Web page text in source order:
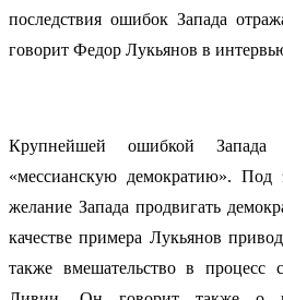
последствия ошибок Запада
говорит Федор Лукьянов в
Крупнейшей ошибкой Запада
«мессианскую демократию».
желание Запада продвигать
качестве примера Лукьянов
также вмешательство в